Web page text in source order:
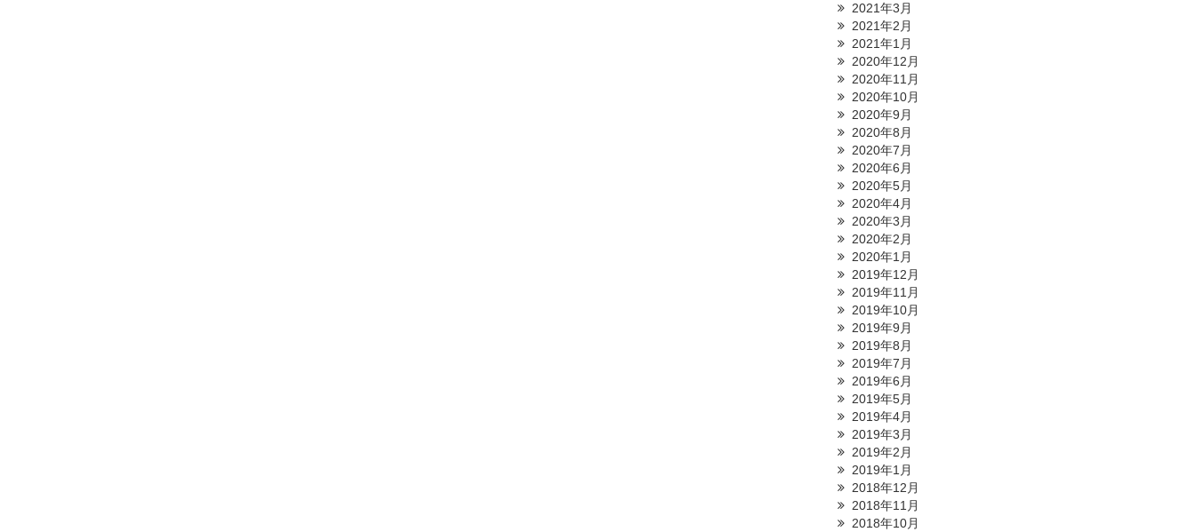
2021年3月
2021年2月
2021年1月
2020年12月
2020年11月
2020年10月
2020年9月
2020年8月
2020年7月
2020年6月
2020年5月
2020年4月
2020年3月
2020年2月
2020年1月
2019年12月
2019年11月
2019年10月
2019年9月
2019年8月
2019年7月
2019年6月
2019年5月
2019年4月
2019年3月
2019年2月
2019年1月
2018年12月
2018年11月
2018年10月